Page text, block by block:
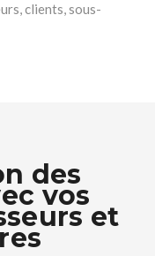
clients, sous-
des
vos
et